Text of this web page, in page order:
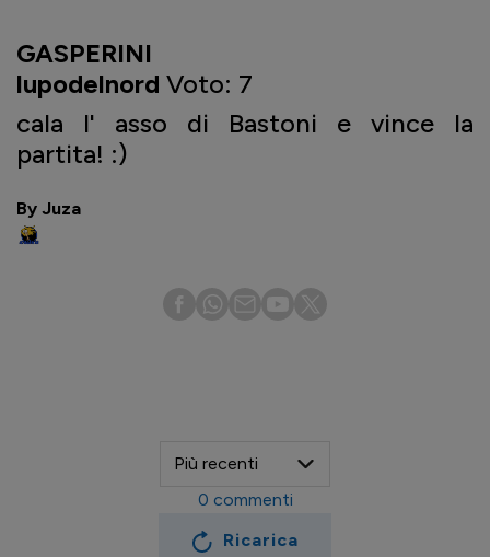
GASPERINI
lupodelnord Voto: 7
cala l' asso di Bastoni e vince la
partita! :)
By Juza
Ricarica
0 commenti